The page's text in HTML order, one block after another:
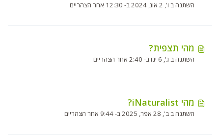
השתנה ב ו', 2 אוג, 2024 ב- 12:30 אחר הצהריים
מהי תצפית?
השתנה ב ג', 6 ינו ב- 2:40 אחר הצהריים
מהי iNaturalist?
השתנה ב ב', 28 אפר, 2025 ב- 9:44 אחר הצהריים